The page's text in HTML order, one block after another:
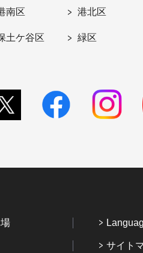
南区 港北区
土ケ谷区 緑区
サイト